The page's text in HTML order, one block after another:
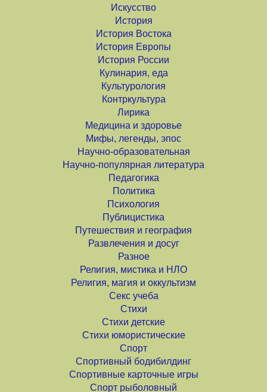
Искусство
История
История Востока
История Европы
История России
Кулинария, еда
Культурология
Контркультура
Лирика
Медицина и здоровье
Мифы, легенды, эпос
Научно-образовательная
Научно-популярная литература
Педагогика
Политика
Психология
Публицистика
Путешествия и география
Развлечения и досуг
Разное
Религия, мистика и НЛО
Религия, магия и оккультизм
Секс учеба
Стихи
Стихи детские
Стихи юмористические
Спорт
Спортивный бодибилдинг
Спортивные карточные игры
Спорт рыболовный